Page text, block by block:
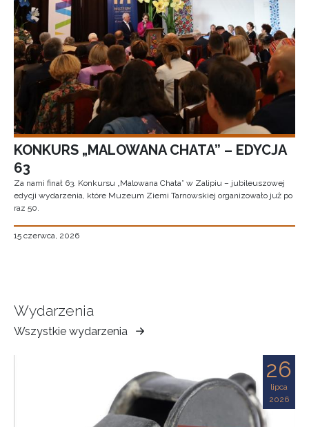
KONKURS „MALOWANA CHATA” – EDYCJA
63
Za nami finał 63. Konkursu „Malowana Chata” w Zalipiu – jubileuszowej
edycji wydarzenia, które Muzeum Ziemi Tarnowskiej organizowało już po
raz 50.
15 czerwca, 2026
Wydarzenia
Wszystkie wydarzenia
Muzeum
Ziemi
26
lipca
2026